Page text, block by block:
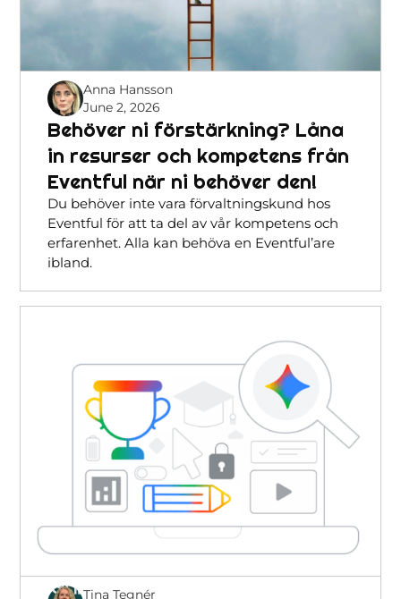
Anna Hansson
June 2, 2026
Behöver ni förstärkning? Låna
in resurser och kompetens från
Eventful när ni behöver den!
Du behöver inte vara förvaltningskund hos
Eventful för att ta del av vår kompetens och
erfarenhet. Alla kan behöva en Eventful’are
ibland.
Tina Tegnér